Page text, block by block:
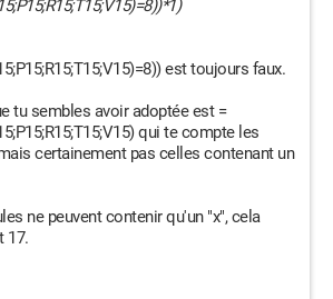
est toujours faux.
tu sembles avoir adoptée est =
qui te compte les
certainement pas celles contenant un
ne peuvent contenir qu'un "x", cela
17.